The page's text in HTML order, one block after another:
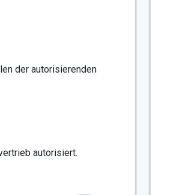
der autorisierenden
autorisiert.